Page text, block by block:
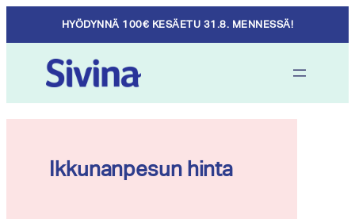
content
HYÖDYNNÄ 100€ KESÄETU 31.8. MENNESSÄ!
Ikkunanpesun hinta